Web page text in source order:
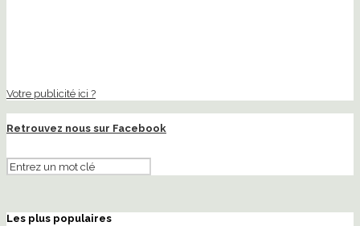
Votre publicité ici ?
Retrouvez nous sur Facebook
Les plus populaires